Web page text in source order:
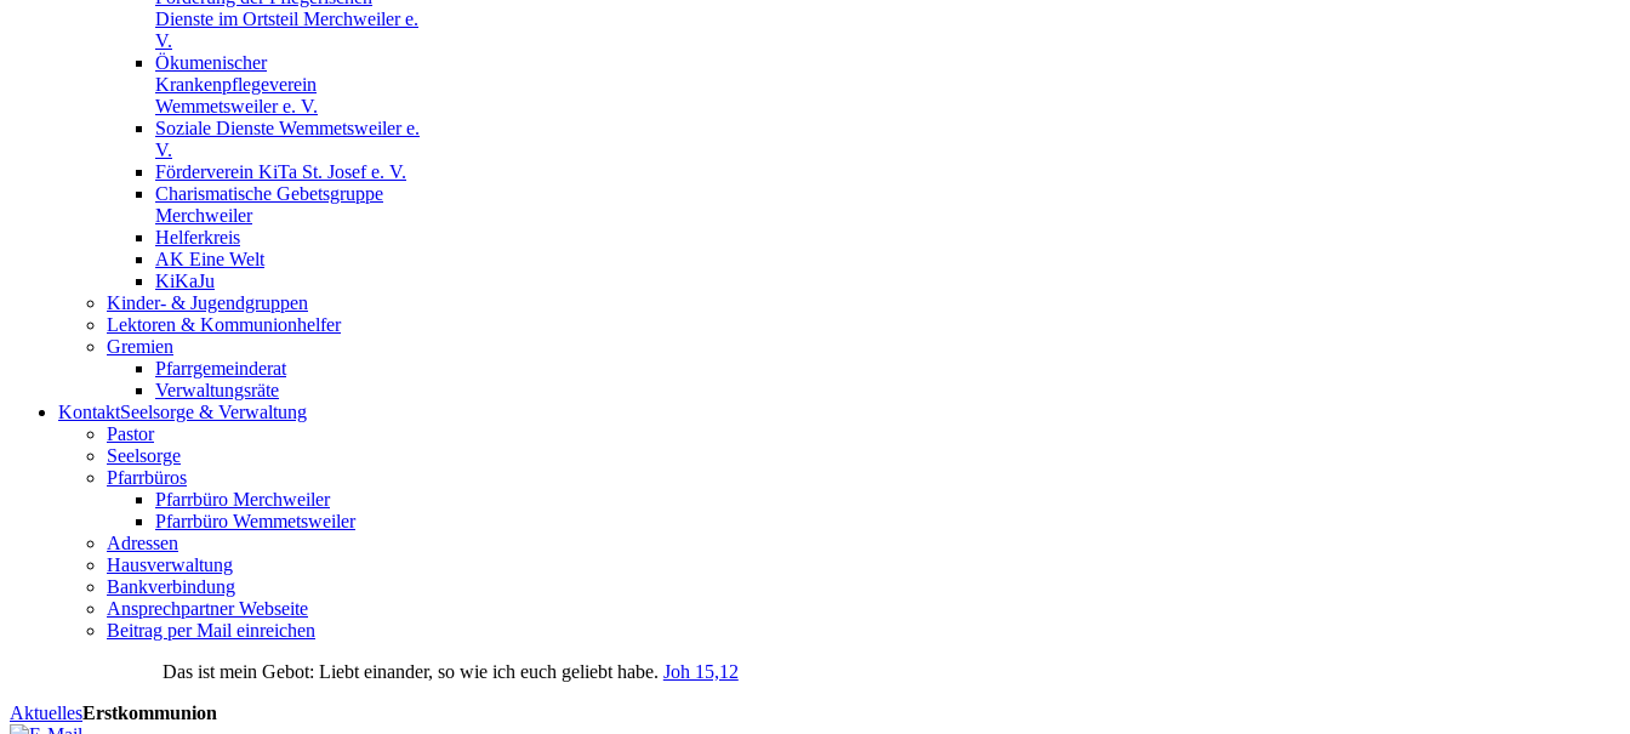
Dienste im Ortsteil Merchweiler e.
V.
Ökumenischer
Krankenpflegeverein
Wemmetsweiler e. V.
Soziale Dienste Wemmetsweiler e.
V.
Förderverein KiTa St. Josef e. V.
Charismatische Gebetsgruppe
Merchweiler
Helferkreis
AK Eine Welt
KiKaJu
Kinder- & Jugendgruppen
Lektoren & Kommunionhelfer
Gremien
Pfarrgemeinderat
Verwaltungsräte
KontaktSeelsorge & Verwaltung
Pastor
Seelsorge
Pfarrbüros
Pfarrbüro Merchweiler
Pfarrbüro Wemmetsweiler
Adressen
Hausverwaltung
Bankverbindung
Ansprechpartner Webseite
Beitrag per Mail einreichen
Das ist mein Gebot: Liebt einander, so wie ich euch geliebt habe. Joh 15,12
AktuellesErstkommunion